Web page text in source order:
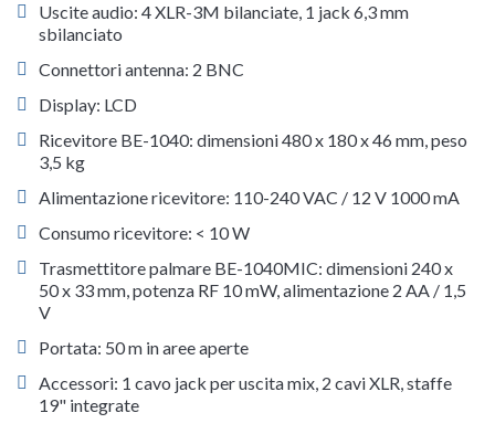
Uscite audio: 4 XLR-3M bilanciate, 1 jack 6,3 mm
sbilanciato
Connettori antenna: 2 BNC
Display: LCD
Ricevitore BE-1040: dimensioni 480 x 180 x 46 mm, peso
3,5 kg
Alimentazione ricevitore: 110-240 VAC / 12 V 1000 mA
Consumo ricevitore: < 10 W
Trasmettitore palmare BE-1040MIC: dimensioni 240 x
50 x 33 mm, potenza RF 10 mW, alimentazione 2 AA / 1,5
V
Portata: 50 m in aree aperte
Accessori: 1 cavo jack per uscita mix, 2 cavi XLR, staffe
19" integrate